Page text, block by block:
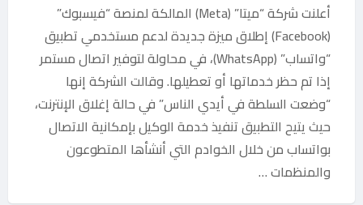
أعلنت شركة “ميتا” (Meta) المالكة لمنصة “فيسبوك”
(Facebook) إطلاق ميزة جديدة لدعم مستخدمي تطبيق
“واتساب” (WhatsApp)، في محاولة لتوفير اتصال مستمر
إذا تم حظر خدماتها أو تعطيلها. وقالت الشركة إنها
“وضعت السلطة في أيدي الناس” في حالة إغلاق الإنترنت،
حيث يتيح التطبيق تنفيذ خدمة الوكيل بإمكانية الاتصال
بواتساب من خلال الخوادم التي أنشأها المتطوعون
والمنظمات …